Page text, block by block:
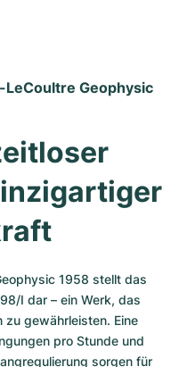
Geophysic
1958 stellt das
I dar – ein Werk, das
zu gewährleisten. Eine
pro Stunde und
sorgen für